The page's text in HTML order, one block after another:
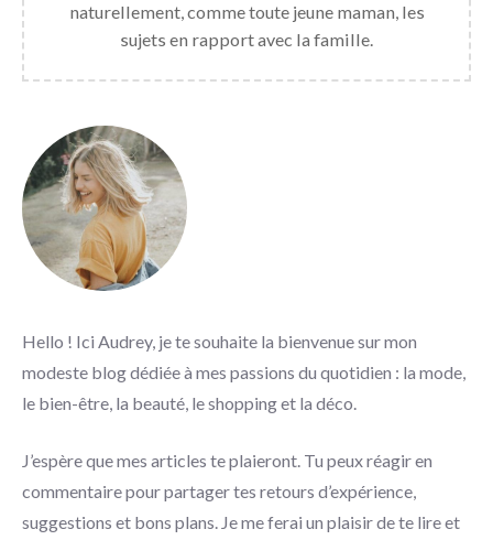
naturellement, comme toute jeune maman, les
sujets en rapport avec la famille.
Hello ! Ici Audrey, je te souhaite la bienvenue sur mon
modeste blog dédiée à mes passions du quotidien : la mode,
le bien-être, la beauté, le shopping et la déco.
J’espère que mes articles te plaieront. Tu peux réagir en
commentaire pour partager tes retours d’expérience,
suggestions et bons plans. Je me ferai un plaisir de te lire et